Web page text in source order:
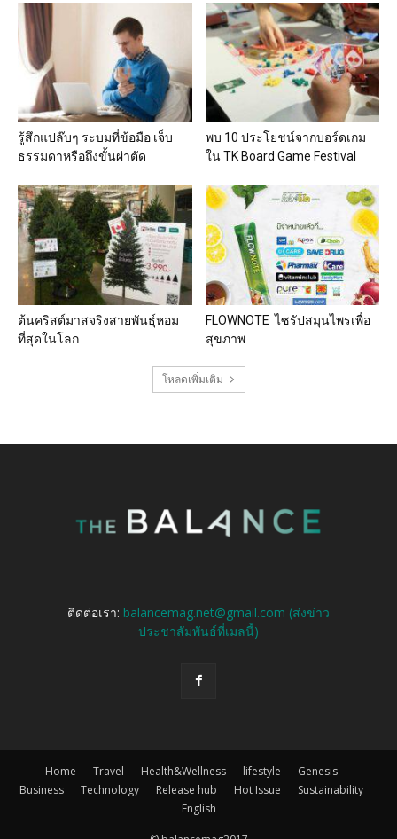
รู้สึกแปล๊บๆ ระบมที่ข้อมือ เจ็บ
ธรรมดาหรือถึงขั้นผ่าตัด
พบ 10 ประโยชน์จากบอร์ดเกม
ใน TK Board Game Festival
ต้นคริสต์มาสจริงสายพันธุ์หอม
ที่สุดในโลก
FLOWNOTE ไซรัปสมุนไพรเพื่อ
สุขภาพ
โหลดเพิ่มเติม
ติดต่อเรา: balancemag.net@gmail.com (ส่งข่าว
ประชาสัมพันธ์ที่เมลนี้)
Home Travel Health&Wellness lifestyle
Genesis
Business
Technology Release hub Hot Issue
Sustainability
English